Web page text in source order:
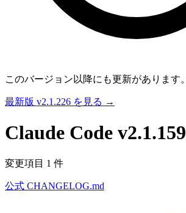
このバージョン以降にも更新があります。
最新版 v2.1.226 を見る →
Claude Code v2.1.159
変更項目 1 件
公式 CHANGELOG.md